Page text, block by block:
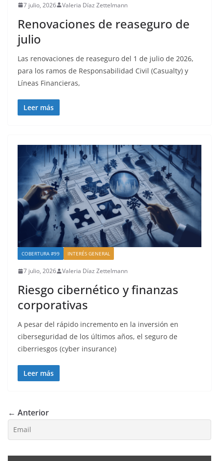
7 julio, 2026 Valeria Díaz Zettelmann
Renovaciones de reaseguro de
julio
Las renovaciones de reaseguro del 1 de julio de 2026,
para los ramos de Responsabilidad Civil (Casualty) y
Líneas Financieras,
Leer más
COBERTURA #99 INTERÉS GENERAL
7 julio, 2026 Valeria Díaz Zettelmann
Riesgo cibernético y finanzas
corporativas
A pesar del rápido incremento en la inversión en
ciberseguridad de los últimos años, el seguro de
ciberriesgos (cyber insurance)
Leer más
← Anterior